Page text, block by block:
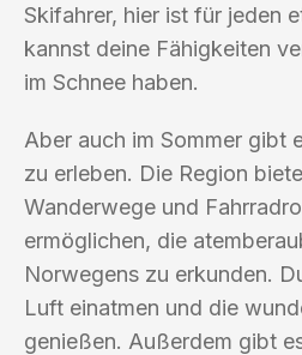
Skifahrer, hier ist für jeden
kannst deine Fähigkeiten
im Schnee haben.
Aber auch im Sommer gibt
zu erleben. Die Region
Wanderwege und
ermöglichen, die
Norwegens zu erkunden.
Luft einatmen und die
genießen. Außerdem gibt